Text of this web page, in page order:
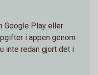
Google Play eller
i appen genom
inte redan gjort det i